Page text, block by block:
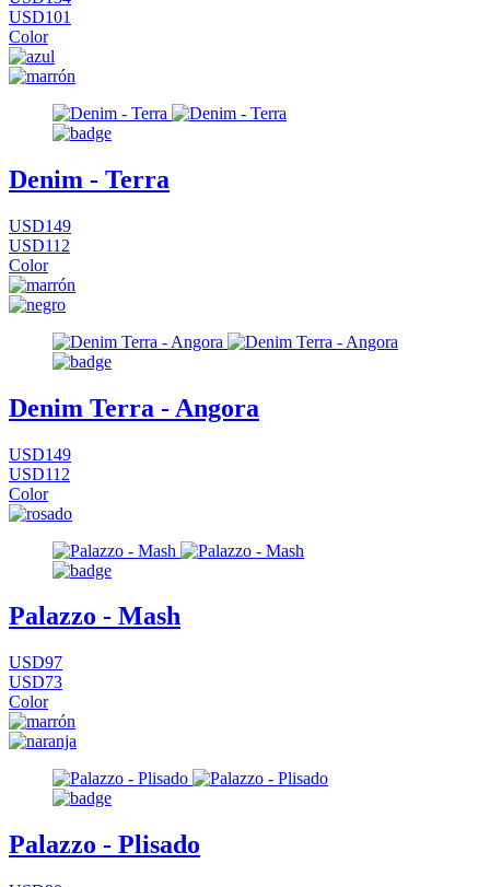
USD101
Color
Denim - Terra
USD149
USD112
Color
Denim Terra - Angora
USD149
USD112
Color
Palazzo - Mash
USD97
USD73
Color
Palazzo - Plisado